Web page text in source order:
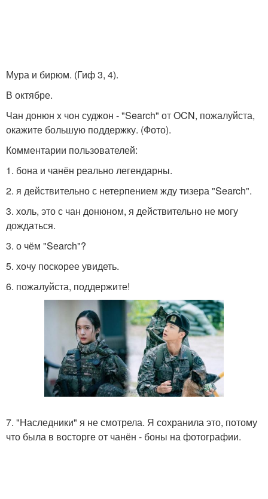
Мура и бирюм. (Гиф 3, 4).
В октябре.
Чан донюн x чон суджон - "Search" от OCN, пожалуйста,
окажите большую поддержку. (Фото).
Комментарии пользователей:
1. бона и чанён реально легендарны.
2. я действительно с нетерпением жду тизера "Search".
3. холь, это с чан донюном, я действительно не могу
дождаться.
3. о чём "Search"?
5. хочу поскорее увидеть.
6. пожалуйста, поддержите!
7. "Наследники" я не смотрела. Я сохранила это, потому
что была в восторге от чанён - боны на фотографии.